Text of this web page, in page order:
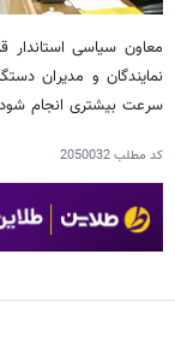
معاون سیاسی استاندار
نمایندگان و مدیران
سرعت بیشتری انجام
کد مطلب2050032